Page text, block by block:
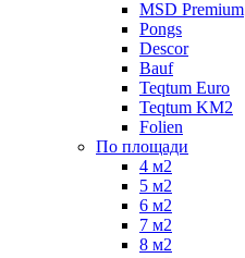
MSD Premium
Pongs
Descor
Bauf
Teqtum Euro
Teqtum KM2
Folien
По площади
4 м2
5 м2
6 м2
7 м2
8 м2